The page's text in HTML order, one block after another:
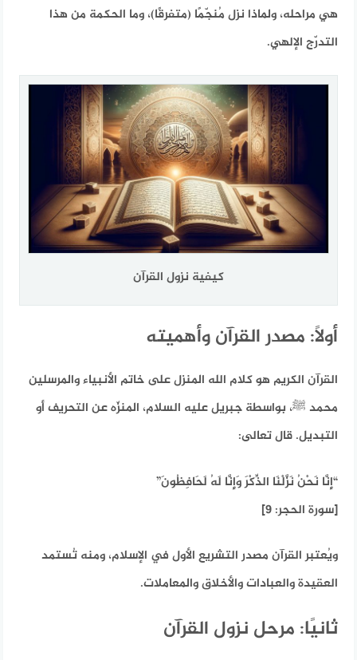
هي مراحله، ولماذا نزل مُنجّمًا (متفرقًا)، وما الحكمة من هذا
التدرّج الإلهي.
كيفية نزول القرآن
أولاً: مصدر القرآن وأهميته
القرآن الكريم هو كلام الله المنزل على خاتم الأنبياء والمرسلين
محمد ﷺ، بواسطة جبريل عليه السلام، المنزّه عن التحريف أو
التبديل. قال تعالى:
“إِنَّا نَحْنُ نَزَّلْنَا الذِّكْرَ وَإِنَّا لَهُ لَحَافِظُونَ”
[سورة الحجر: 9]
ويُعتبر القرآن مصدر التشريع الأول في الإسلام، ومنه تُستمد
العقيدة والعبادات والأخلاق والمعاملات.
ثانيًا: مرحل نزول القرآن